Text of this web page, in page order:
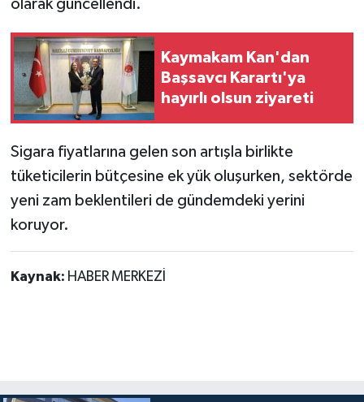
olarak güncellendi.
Kaymakam Kan'dan
Başsavcı Karartı'ya
hayırlı olsun ziyareti
Sigara fiyatlarına gelen son artışla birlikte
tüketicilerin bütçesine ek yük oluşurken, sektörde
yeni zam beklentileri de gündemdeki yerini
koruyor.
Kaynak: HABER MERKEZİ